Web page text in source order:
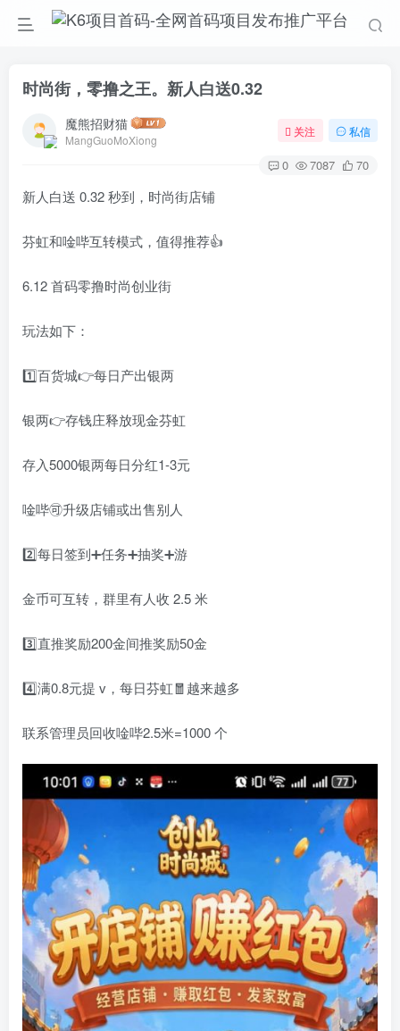
时尚街，零撸之王。新人白送0.32
魔熊招财猫
MangGuoMoXiong
关注 私信
0 7087 70
新人白送 0.32 秒到，时尚街店铺
芬虹和唫哔互转模式，值得推荐👍
6.12 首码零撸时尚创业街
玩法如下：
1️⃣百货城👉每日产出银两
银两👉存钱庄释放现金芬虹
存入5000银两每日分红1-3元
唫哔🉑升级店铺或出售别人
2️⃣每日签到➕任务➕抽奖➕游
金币可互转，群里有人收 2.5 米
3️⃣直推奖励200金间推奖励50金
4️⃣满0.8元提 v，每日芬虹🧧越来越多
联系管理员回收唫哔2.5米=1000 个